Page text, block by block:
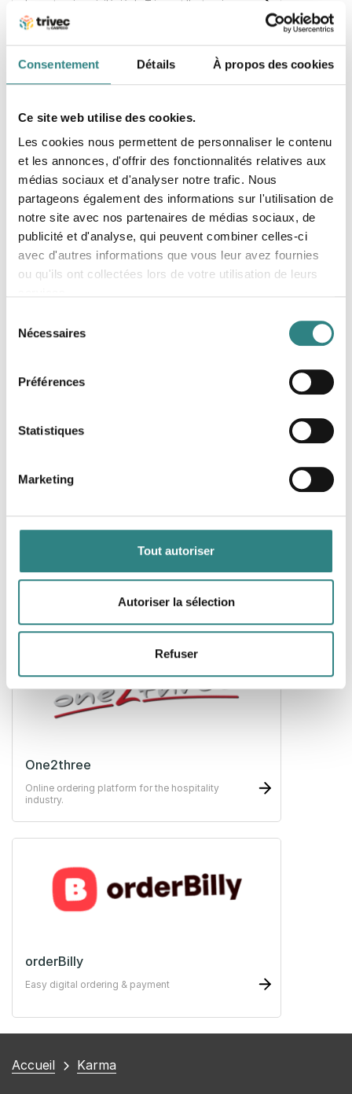
Consentement Détails À propos des cookies
Ce site web utilise des cookies.
Les cookies nous permettent de personnaliser le contenu
et les annonces, d'offrir des fonctionnalités relatives aux
médias sociaux et d'analyser notre trafic. Nous
partageons également des informations sur l'utilisation de
notre site avec nos partenaires de médias sociaux, de
publicité et d'analyse, qui peuvent combiner celles-ci
avec d'autres informations que vous leur avez fournies
ou qu'ils ont collectées lors de votre utilisation de leurs
Nécessaires
Préférences
Statistiques
Marketing
Tout autoriser
Autoriser la sélection
Refuser
Le partenaire privilégié de Trivec et l'extension
numérique de votre entreprise pour la commande
par QR, les kiosques d'auto-commande et les
Skeat
Décuplez la rentabilité de votre point de vente dès
le premier jour en proposant une expérience de
commande décomplexée avec codes QR à vos
clients et une gestion opérationnelle simplifiée à
Dineflow
Maîtres
a host of benefits, both for the guest and the
One2three
Online ordering platform for the hospitality
industry.
orderBilly
Easy digital ordering & payment
Vous
Accueil Karma